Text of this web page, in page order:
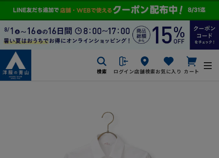
検索 ログイン店舗検索お気に入り カート